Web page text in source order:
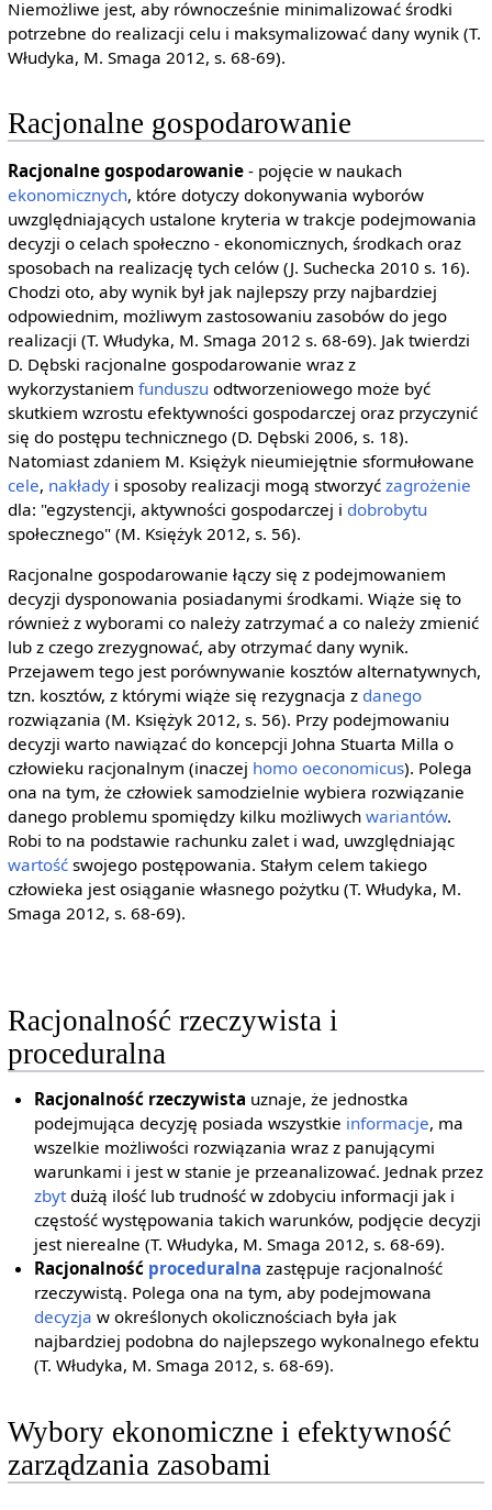
Niemożliwe jest, aby równocześnie minimalizować środki
potrzebne do realizacji celu i maksymalizować dany wynik (T.
Włudyka, M. Smaga 2012, s. 68-69).
Racjonalne gospodarowanie
Racjonalne gospodarowanie- pojęcie w naukach
ekonomicznych, które dotyczy dokonywania wyborów
uwzględniających ustalone kryteria w trakcje podejmowania
decyzji o celach społeczno - ekonomicznych, środkach oraz
sposobach na realizację tych celów (J. Suchecka 2010 s. 16).
Chodzi oto, aby wynik był jak najlepszy przy najbardziej
odpowiednim, możliwym zastosowaniu zasobów do jego
realizacji (T. Włudyka, M. Smaga 2012 s. 68-69). Jak twierdzi
D. Dębski racjonalne gospodarowanie wraz z
wykorzystaniem funduszu odtworzeniowego może być
skutkiem wzrostu efektywności gospodarczej oraz przyczynić
się do postępu technicznego (D. Dębski 2006, s. 18).
Natomiast zdaniem M. Księżyk nieumiejętnie sformułowane
cele, nakładyi sposoby realizacji mogą stworzyć zagrożenie
dla: "egzystencji, aktywności gospodarczej i dobrobytu
społecznego" (M. Księżyk 2012, s. 56).
Racjonalne gospodarowanie łączy się z podejmowaniem
decyzji dysponowania posiadanymi środkami. Wiąże się to
również z wyborami co należy zatrzymać a co należy zmienić
lub z czego zrezygnować, aby otrzymać dany wynik.
Przejawem tego jest porównywanie kosztów alternatywnych,
tzn. kosztów, z którymi wiąże się rezygnacja z danego
rozwiązania (M. Księżyk 2012, s. 56). Przy podejmowaniu
decyzji warto nawiązać do koncepcji Johna Stuarta Milla o
człowieku racjonalnym (inaczej homo oeconomicus). Polega
ona na tym, że człowiek samodzielnie wybiera rozwiązanie
danego problemu spomiędzy kilku możliwych wariantów.
Robi to na podstawie rachunku zalet i wad, uwzględniając
wartośćswojego postępowania. Stałym celem takiego
człowieka jest osiąganie własnego pożytku (T. Włudyka, M.
Smaga 2012, s. 68-69).
Racjonalność rzeczywista i
proceduralna
Racjonalność rzeczywista uznaje, że jednostka
podejmująca decyzję posiada wszystkie informacje, ma
wszelkie możliwości rozwiązania wraz z panującymi
warunkami i jest w stanie je przeanalizować. Jednak przez
zbytdużą ilość lub trudność w zdobyciu informacji jak i
częstość występowania takich warunków, podjęcie decyzji
jest nierealne (T. Włudyka, M. Smaga 2012, s. 68-69).
Racjonalność proceduralna zastępuje racjonalność
rzeczywistą. Polega ona na tym, aby podejmowana
decyzja w określonych okolicznościach była jak
najbardziej podobna do najlepszego wykonalnego efektu
(T. Włudyka, M. Smaga 2012, s. 68-69).
Wybory ekonomiczne i efektywność
zarządzania zasobami